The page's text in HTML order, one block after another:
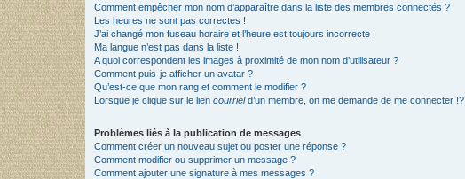
Comment empêcher mon nom d’apparaître dans la liste des membres connectés ?
Les heures ne sont pas correctes !
J’ai changé mon fuseau horaire et l’heure est toujours incorrecte !
Ma langue n’est pas dans la liste !
A quoi correspondent les images à proximité de mon nom d’utilisateur ?
Comment puis-je afficher un avatar ?
Qu’est-ce que mon rang et comment le modifier ?
Lorsque je clique sur le lien courrield’un membre, on me demande de me connecter !?
Problèmes liés à la publication de messages
Comment créer un nouveau sujet ou poster une réponse ?
Comment modifier ou supprimer un message ?
Comment ajouter une signature à mes messages ?